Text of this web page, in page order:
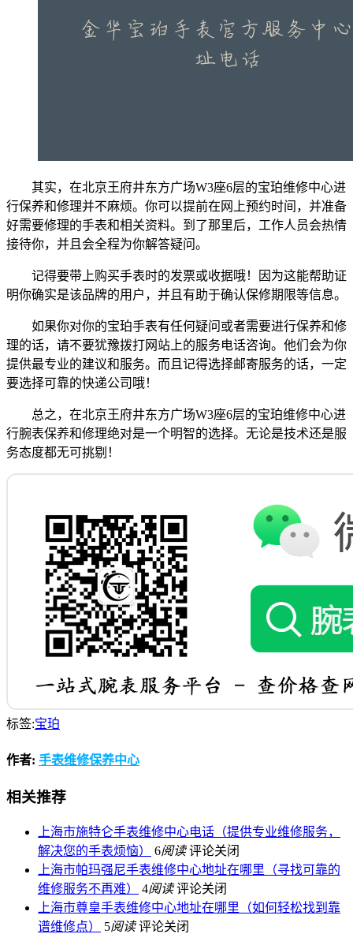
其实，在北京王府井东方广场W3座6层的宝珀维修中心进
行保养和修理并不麻烦。你可以提前在网上预约时间，并准备
好需要修理的手表和相关资料。到了那里后，工作人员会热情
接待你，并且会全程为你解答疑问。
记得要带上购买手表时的发票或收据哦！因为这能帮助证
明你确实是该品牌的用户，并且有助于确认保修期限等信息。
如果你对你的宝珀手表有任何疑问或者需要进行保养和修
理的话，请不要犹豫拨打网站上的服务电话咨询。他们会为你
提供最专业的建议和服务。而且记得选择邮寄服务的话，一定
要选择可靠的快递公司哦！
总之，在北京王府井东方广场W3座6层的宝珀维修中心进
行腕表保养和修理绝对是一个明智的选择。无论是技术还是服
务态度都无可挑剔！
标签:宝珀
作者: 手表维修保养中心
相关推荐
上海市施特仑手表维修中心电话（提供专业维修服务，
解决您的手表烦恼）
6阅读 评论关闭
上海市帕玛强尼手表维修中心地址在哪里（寻找可靠的
维修服务不再难）
4阅读 评论关闭
上海市尊皇手表维修中心地址在哪里（如何轻松找到靠
谱维修点）
5阅读 评论关闭